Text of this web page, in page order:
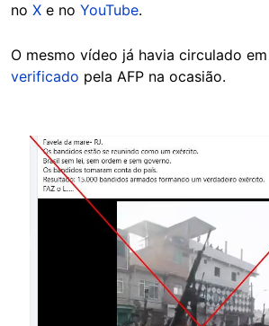
no X e no YouTube.
O mesmo vídeo já havia circulado
verificado pela AFP na ocasião.
Image